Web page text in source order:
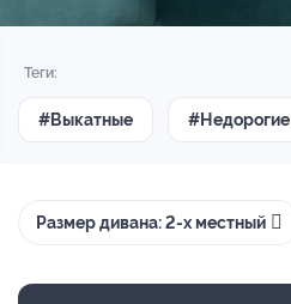
Теги:
#Выкатные #Недорогие
Размер дивана: 2-х местный